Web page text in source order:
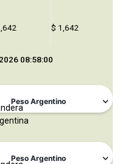
$ 1,642
08:58:00